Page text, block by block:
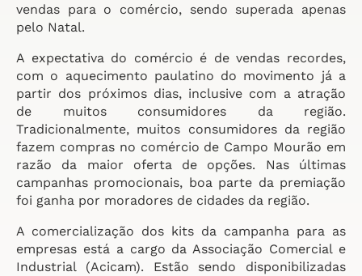
vendas para o comércio, sendo superada apenas
pelo Natal.
A expectativa do comércio é de vendas recordes,
com o aquecimento paulatino do movimento já a
partir dos próximos dias, inclusive com a atração
de muitos consumidores da região.
Tradicionalmente, muitos consumidores da região
fazem compras no comércio de Campo Mourão em
razão da maior oferta de opções. Nas últimas
campanhas promocionais, boa parte da premiação
foi ganha por moradores de cidades da região.
A comercialização dos kits da campanha para as
empresas está a cargo da Associação Comercial e
Industrial (Acicam). Estão sendo disponibilizadas